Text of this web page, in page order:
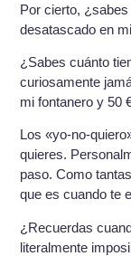
Por cierto,
desatascado en
¿Sabes cuánto
curiosamente
mi fontanero y 50
Los «yo-no-
quieres.
paso. Como
que es cuando te
¿Recuerdas
literalmente